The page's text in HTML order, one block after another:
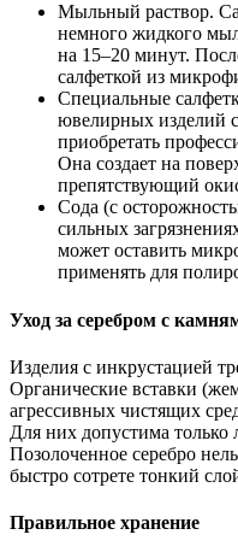
Мыльный раствор.
немного жидкого
на 15–20 минут.
салфеткой из
Специальные
ювелирных изделий
приобретать
Она создает на
препятствующий
Сода (с
сильных
может оставить
применять для
Уход за серебром с
Изделия с инкрустацией
Органические вставки
агрессивных чистящих
Для них допустима только
Позолоченное серебро
быстро сотрете тонкий
Правильное хранение